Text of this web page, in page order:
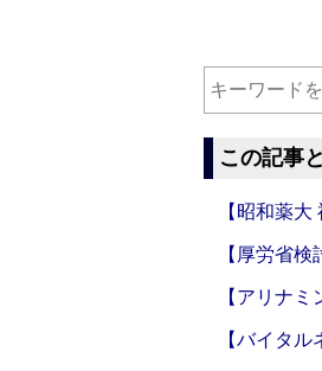
この記事
【昭和薬
【厚労省
【アリナ
【バイタ